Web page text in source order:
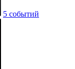
5 событий